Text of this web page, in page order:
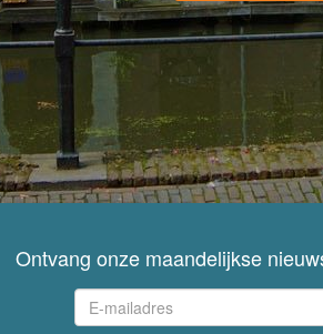
Ontvang onze maandelijkse